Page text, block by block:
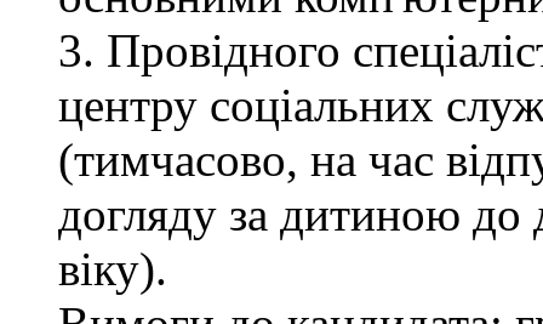
3. Провідного
центру соціальних
(тимчасово, на час
догляду за дитиною до
віку).